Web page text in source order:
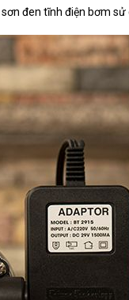
đen tĩnh điện bơm